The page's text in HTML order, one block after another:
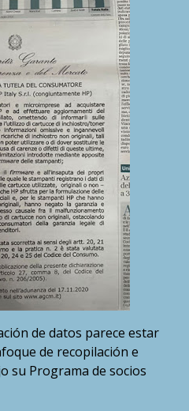
de datos parece estar
de recopilación e
su Programa de socios